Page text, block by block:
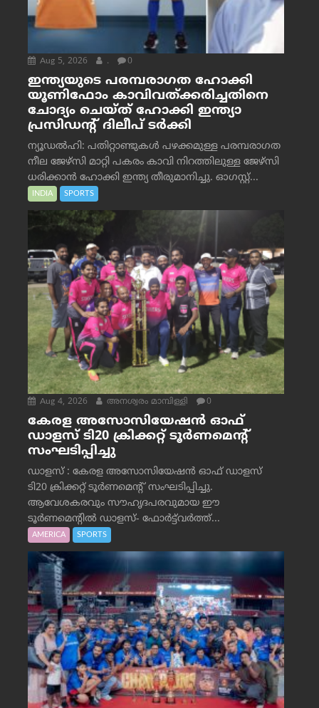
Aug 5, 2026 . 0
ഇന്ത്യയുടെ പരമ്പരാഗത ഹോക്കി
യൂണിഫോം കാവിവത്ക്കരിച്ചതിനെ
ചോദ്യം ചെയ്ത് ഹോക്കി ഇന്ത്യാ
പ്രസിഡന്റ് ദിലീപ് ടര്‍ക്കി
ന്യൂഡൽഹി: പതിറ്റാണ്ടുകൾ പഴക്കമുള്ള പരമ്പരാഗത
നീല ജേഴ്‌സി മാറ്റി പകരം കാവി നിറത്തിലുള്ള ജേഴ്‌സി
ധരിക്കാൻ ഹോക്കി ഇന്ത്യ തീരുമാനിച്ചു. ഓഗസ്റ്റ്...
INDIA SPORTS
Aug 4, 2026 അനശ്വരം മാമ്പിള്ളി 0
കേരള അസോസിയേഷൻ ഓഫ്
ഡാളസ് ടി20 ക്രിക്കറ്റ് ടൂർണമെന്റ്
സംഘടിപ്പിച്ചു
ഡാളസ് : കേരള അസോസിയേഷൻ ഓഫ് ഡാളസ്
ടി20 ക്രിക്കറ്റ് ടൂർണമെന്റ് സംഘടിപ്പിച്ചു.
ആവേശകരവും സൗഹൃദപരവുമായ ഈ
ടൂർണമെന്റിൽ ഡാളസ്- ഫോർട്ട്‌വര്‍ത്ത്...
AMERICA SPORTS